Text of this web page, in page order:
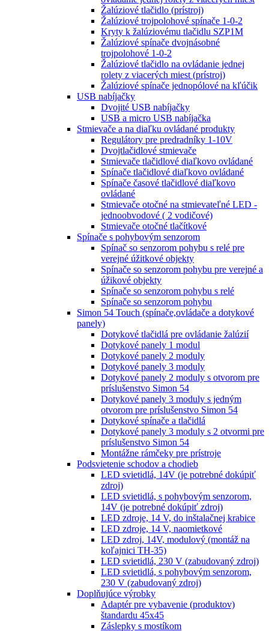
Žalúziové tlačidlo (prístroj)
Žalúziové trojpolohové spínače 1-0-2
Kryty k žalúziovému tlačidlu SZP1M
Žalúziové spínače dvojnásobné
trojpolohové 1-0-2
Žalúziové tlačidlo na ovládanie jednej
rolety z viacerých miest (prístroj)
Žalúziové spínače jednopólové na kľúčik
USB nabíjačky
Dvojité USB nabíjačky
USB a micro USB nabíjačka
Stmievače a na diaľku ovládané produkty
Regulátory pre predradníky 1-10V
Dvojtlačidlové stmievače
Stmievače tlačidlové diaľkovo ovládané
Spínače tlačidlové diaľkovo ovládané
Spínače časové tlačidlové diaľkovo
ovládané
Stmievače otočné na stmievateľné LED -
jednoobvodové ( 2 vodičové)
Stmievače otočné tlačítkové
Spínače s pohybovým senzorom
Spínač so senzorom pohybu s relé pre
verejné úžitkové objekty
Spínače so senzorom pohybu pre verejné a
úžikové objekty
Spínače so senzorom pohybu s relé
Spínače so senzorom pohybu
Simon 54 Touch (spínače,ovládače a dotykové
panely)
Dotykové tlačidlá pre ovládanie žalúzií
Dotykové panely 1 modul
Dotykové panely 2 moduly
Dotykové panely 3 moduly
Dotykové panely 2 moduly s otvorom pre
príslušenstvo Simon 54
Dotykové panely 3 moduly s jedným
otvorom pre príslušenstvo Simon 54
Dotykové spínače a tlačidlá
Dotykové panely 3 moduly s 2 otvormi pre
príslušenstvo Simon 54
Montážne rámčeky pre prístroje
Podsvietenie schodov a chodieb
LED svietidlá, 14V (je potrebné dokúpiť
zdroj)
LED svietidlá, s pohybovým senzorom,
14V (je potrebné dokúpiť zdroj)
LED zdroje, 14 V, do inštalačnej krabice
LED zdroje, 14 V, naomietkové
LED zdroj, 14V, modulový (montáž na
koľajnici TH-35)
LED svietidlá, 230 V (zabudovaný zdroj)
LED svietidlá, s pohybovým senzorom,
230 V (zabudovaný zdroj)
Doplňujúce výrobky
Adaptér pre vybavenie (produktov)
štandardu 45x45
Záslepky s mostíkom